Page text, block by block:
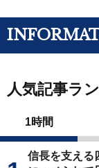
人気記事ラ
1時間
信長を支え